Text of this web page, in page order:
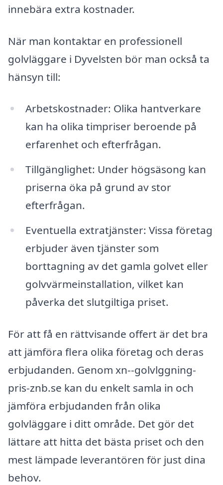
innebära extra kostnader.
När man kontaktar en professionell
golvläggare i Dyvelsten bör man också ta
hänsyn till:
Arbetskostnader: Olika hantverkare
kan ha olika timpriser beroende på
erfarenhet och efterfrågan.
Tillgänglighet: Under högsäsong kan
priserna öka på grund av stor
efterfrågan.
Eventuella extratjänster: Vissa företag
erbjuder även tjänster som
borttagning av det gamla golvet eller
golvvärmeinstallation, vilket kan
påverka det slutgiltiga priset.
För att få en rättvisande offert är det bra
att jämföra flera olika företag och deras
erbjudanden. Genom xn--golvlggning-
pris-znb.se kan du enkelt samla in och
jämföra erbjudanden från olika
golvläggare i ditt område. Det gör det
lättare att hitta det bästa priset och den
mest lämpade leverantören för just dina
behov.